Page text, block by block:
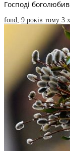
Господі
fond 9 років тому 3